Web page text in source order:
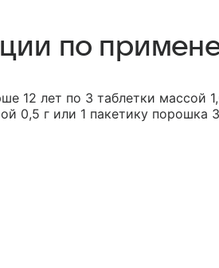
по
12 лет по 3 таблетки массой
0,5 г или 1 пакетику порошка 3